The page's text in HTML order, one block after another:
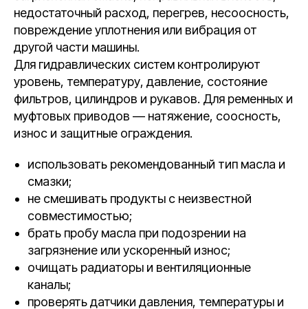
недостаточный расход, перегрев, несоосность,
повреждение уплотнения или вибрация от
другой части машины.
Для гидравлических систем контролируют
уровень, температуру, давление, состояние
фильтров, цилиндров и рукавов. Для ременных и
муфтовых приводов — натяжение, соосность,
износ и защитные ограждения.
использовать рекомендованный тип масла и
смазки;
не смешивать продукты с неизвестной
совместимостью;
брать пробу масла при подозрении на
загрязнение или ускоренный износ;
очищать радиаторы и вентиляционные
каналы;
проверять датчики давления, температуры и